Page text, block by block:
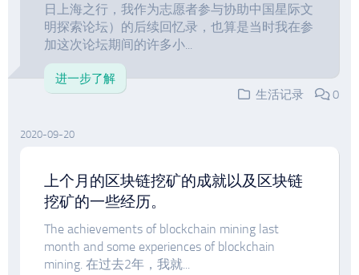
日上海之行，我作为志愿者参与协助中国星际文
明探索论坛）的后续回忆录，也算是当时我在参
加这次论坛期间的许多小...
进一步了解
生活记录
0
2020-09-20
上个月的区块链挖矿的成就以及区块链
挖矿的一些经历。
The achievements of blockchain mining last
month and some experiences of blockchain
mining. 在过去2年，我就...